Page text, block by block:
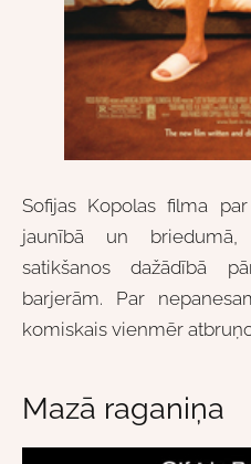
Sofijas Kopolas filma
jaunībā un
satikšanos dažādībā
barjerām. Par
komiskais vienmēr
Mazā raganiņa